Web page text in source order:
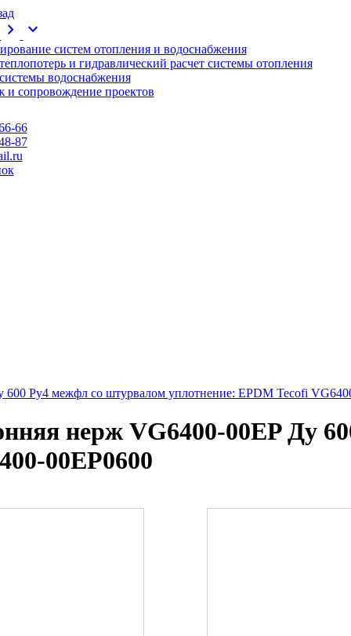
chevron_right expand_more
систем отопления и водоснабжения
и гидравлический расчет системы отопления
водоснабжения
и сопровождение проектов
66
87
Ру4 межфл со штурвалом уплотнение: EPDM Tecofi
нерж VG6400-00EP Ду
00EP0600